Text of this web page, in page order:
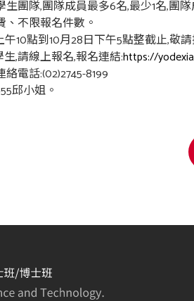
團隊,團隊成員最多6名,最少1名,團
不限報名件數。
午10點到10月28日下午5點整截止,敬
,請線上報名,報名連結:https://
電話:(02)2745-8199
邱小姐。